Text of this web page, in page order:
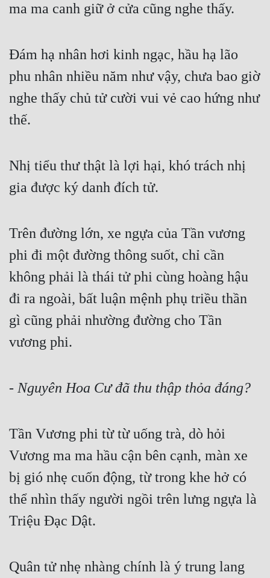
ma ma canh giữ ở cửa cũng nghe thấy.
Đám hạ nhân hơi kinh ngạc, hầu hạ lão
phu nhân nhiều năm như vậy, chưa bao giờ
nghe thấy chủ tử cười vui vẻ cao hứng như
thế.
Nhị tiểu thư thật là lợi hại, khó trách nhị
gia được ký danh đích tử.
Trên đường lớn, xe ngựa của Tần vương
phi đi một đường thông suốt, chỉ cần
không phải là thái tử phi cùng hoàng hậu
đi ra ngoài, bất luận mệnh phụ triều thần
gì cũng phải nhường đường cho Tần
vương phi.
- Nguyên Hoa Cư đã thu thập thỏa đáng?
Tần Vương phi từ từ uống trà, dò hỏi
Vương ma ma hầu cận bên cạnh, màn xe
bị gió nhẹ cuốn động, từ trong khe hở có
thể nhìn thấy người ngồi trên lưng ngựa là
Triệu Đạc Dật.
Quân tử nhẹ nhàng chính là ý trung lang